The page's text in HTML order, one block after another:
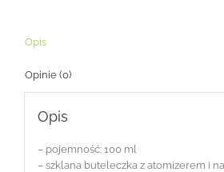
Opis
Opinie (0)
Opis
– pojemność: 100 ml
– szklana buteleczka z atomizerem i